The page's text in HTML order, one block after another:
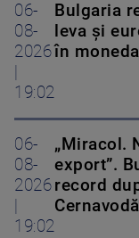
06-
08-
2026
19:02
Bulgaria
leva și
în
06-
08-
2026
19:02
„Miracol.
export”.
record
Cernavodă